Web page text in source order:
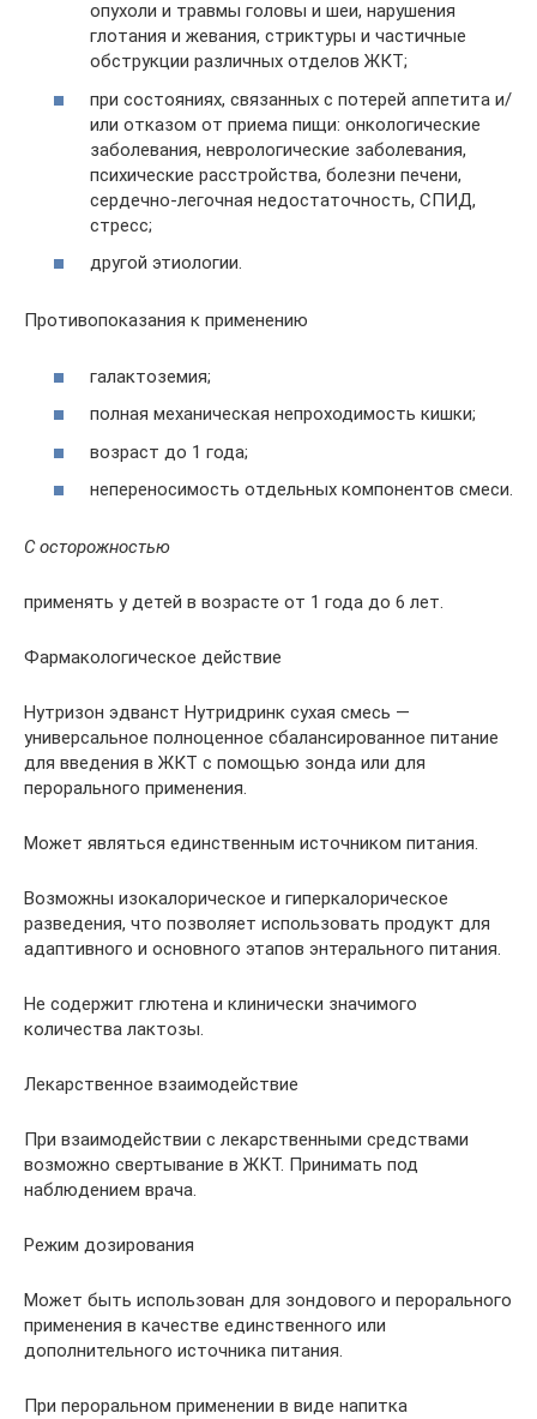
опухоли и травмы головы и шеи, нарушения
глотания и жевания, стриктуры и частичные
обструкции различных отделов ЖКТ;
при состояниях, связанных с потерей аппетита и/
или отказом от приема пищи: онкологические
заболевания, неврологические заболевания,
психические расстройства, болезни печени,
сердечно-легочная недостаточность, СПИД,
стресс;
другой этиологии.
Противопоказания к применению
галактоземия;
полная механическая непроходимость кишки;
возраст до 1 года;
непереносимость отдельных компонентов смеси.
С осторожностью
применять у детей в возрасте от 1 года до 6 лет.
Фармакологическое действие
Нутризон эдванст Нутридринк сухая смесь —
универсальное полноценное сбалансированное питание
для введения в ЖКТ с помощью зонда или для
перорального применения.
Может являться единственным источником питания.
Возможны изокалорическое и гиперкалорическое
разведения, что позволяет использовать продукт для
адаптивного и основного этапов энтерального питания.
Не содержит глютена и клинически значимого
количества лактозы.
Лекарственное взаимодействие
При взаимодействии с лекарственными средствами
возможно свертывание в ЖКТ. Принимать под
наблюдением врача.
Режим дозирования
Может быть использован для зондового и перорального
применения в качестве единственного или
дополнительного источника питания.
При пероральном применении в виде напитка